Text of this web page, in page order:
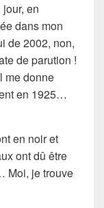
en
dans mon
de 2002, non,
de parution !
me donne
en 1925…
en noir et
ont dû être
Moi, je trouve